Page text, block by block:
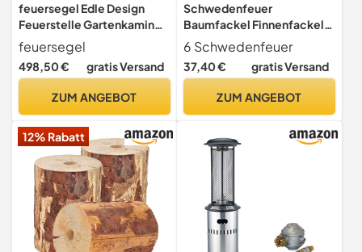
feuersegel Edle Design
Feuerstelle Gartenkamin
für Garten und Terrasse -
Moderner Terrassenofen
aus hochwertigem
feuersegel
498,50 € gratis Versand
ZUM ANGEBOT
Schwedenfeuer
Baumfackel Finnenfackel
Gartenfackel Fackel 6
Stück H 35 cm D 9-15 cm
6 Schwedenfeuer
37,40 € gratis Versand
ZUM ANGEBOT
12% Rabatt